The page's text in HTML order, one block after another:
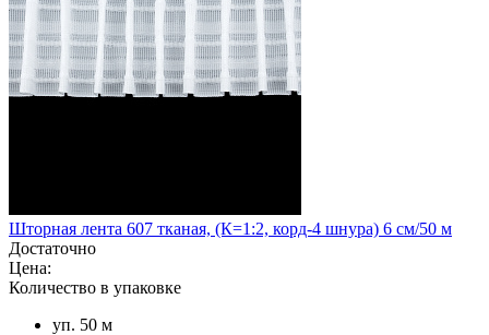
Шторная лента 607 тканая, (К=1:2, корд-4 шнура) 6 см/50 м
Достаточно
Цена:
Количество в упаковке
уп. 50 м